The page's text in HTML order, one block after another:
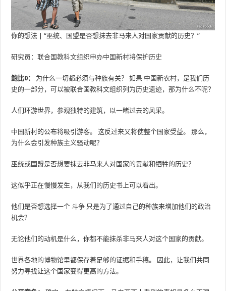
你的想法 | “巫统、国盟是否想抹去非马来人对国家贡献的历史？”
研究员：联合国教科文组织申办中国新村将保护历史
鲍比0： 为什么一切都必须与种族有关？ 如果 中国新农村，是我们历
史的一部分，可以被联合国教科文组织列为历史遗迹，那为​​什么不呢？
人们环游世界，参观独特的建筑，以一睹过去的风采。
中国新村的公布将吸引游客。 这反过来又将使整个国家受益。 那么，
为什么会引发种族主义骚动呢？
巫统或国盟是否想要抹去非马来人对国家的贡献和牺牲的历史？
这似乎正在慢慢发生，从我们的历史书上可以看出。
他们是否想选择一个 斗争 只是为了通过自己的种族来增加他们的政治
机会？
无论他们的动机是什么，你都不能抹杀非马来人对这个国家的贡献。
世界各地的博物馆里都保存着足够的证据和手稿。 因此，让我们共同
努力寻找让这个国家变得更高的方法。